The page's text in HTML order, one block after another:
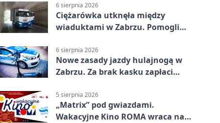
6 sierpnia 2026
Ciężarówka utknęła między
wiaduktami w Zabrzu. Pomogli
6 sierpnia 2026
Nowe zasady jazdy hulajnogą w
Zabrzu. Za brak kasku zapłaci
5 sierpnia 2026
„Matrix” pod gwiazdami.
Wakacyjne Kino ROMA wraca na